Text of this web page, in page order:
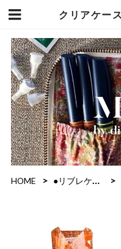
HOME ●リブレケース(leather)